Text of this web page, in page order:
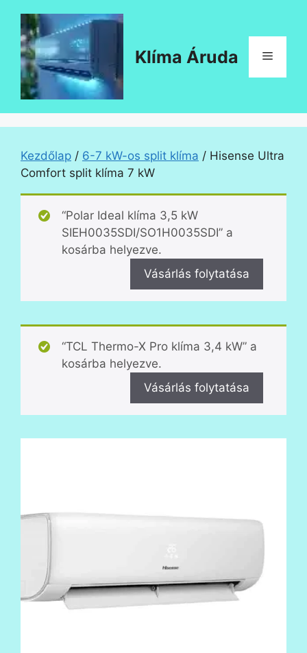
tartalomba
Klíma Áruda Menü
Kezdőlap / 6-7 kW-os split klíma / Hisense Ultra
Comfort split klíma 7 kW
“Polar Ideal klíma 3,5 kW
SIEH0035SDI/SO1H0035SDI” a
kosárba helyezve.
Vásárlás folytatása
“TCL Thermo-X Pro klíma 3,4 kW” a
kosárba helyezve.
Vásárlás folytatása